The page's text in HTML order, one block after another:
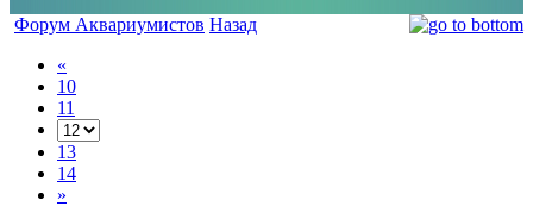
Форум Аквариумистов Назад
«
10
11
13
14
»